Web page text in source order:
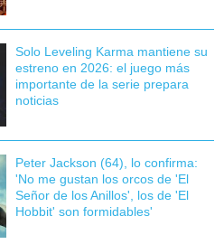
Solo Leveling Karma mantiene su
estreno en 2026: el juego más
importante de la serie prepara
noticias
Peter Jackson (64), lo confirma:
'No me gustan los orcos de 'El
Señor de los Anillos', los de 'El
Hobbit' son formidables'